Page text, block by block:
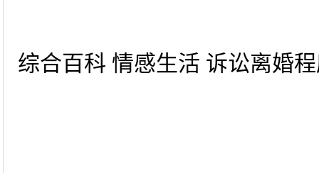
综合百科 情感生活 诉讼离婚